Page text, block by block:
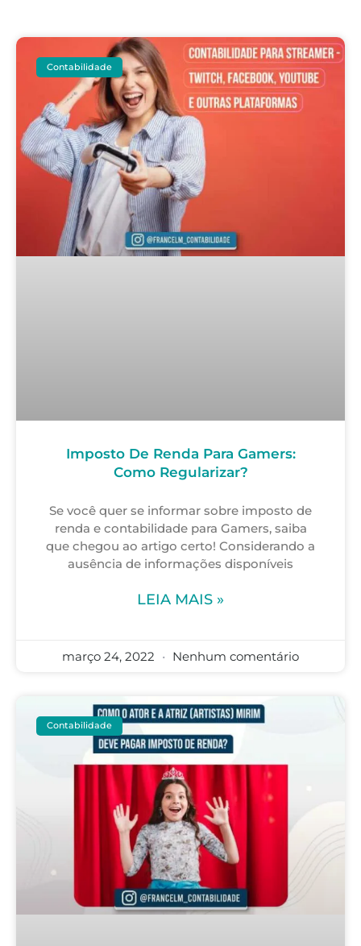
Contabilidade
Imposto De Renda Para Gamers:
Como Regularizar?
Se você quer se informar sobre imposto de
renda e contabilidade para Gamers, saiba
que chegou ao artigo certo! Considerando a
ausência de informações disponíveis
LEIA MAIS »
março 24, 2022 Nenhum comentário
Contabilidade